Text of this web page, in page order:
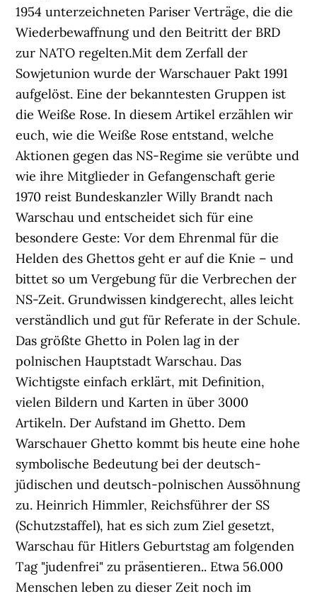
1954 unterzeichneten Pariser Verträge, die die
Wiederbewaffnung und den Beitritt der BRD
zur NATO regelten.Mit dem Zerfall der
Sowjetunion wurde der Warschauer Pakt 1991
aufgelöst. Eine der bekanntesten Gruppen ist
die Weiße Rose. In diesem Artikel erzählen wir
euch, wie die Weiße Rose entstand, welche
Aktionen gegen das NS-Regime sie verübte und
wie ihre Mitglieder in Gefangenschaft gerie
1970 reist Bundeskanzler Willy Brandt nach
Warschau und entscheidet sich für eine
besondere Geste: Vor dem Ehrenmal für die
Helden des Ghettos geht er auf die Knie – und
bittet so um Vergebung für die Verbrechen der
NS-Zeit. Grundwissen kindgerecht, alles leicht
verständlich und gut für Referate in der Schule.
Das größte Ghetto in Polen lag in der
polnischen Hauptstadt Warschau. Das
Wichtigste einfach erklärt, mit Definition,
vielen Bildern und Karten in über 3000
Artikeln. Der Aufstand im Ghetto. Dem
Warschauer Ghetto kommt bis heute eine hohe
symbolische Bedeutung bei der deutsch-
jüdischen und deutsch-polnischen Aussöhnung
zu. Heinrich Himmler, Reichsführer der SS
(Schutzstaffel), hat es sich zum Ziel gesetzt,
Warschau für Hitlers Geburtstag am folgenden
Tag "judenfrei" zu präsentieren.. Etwa 56.000
Menschen leben zu dieser Zeit noch im